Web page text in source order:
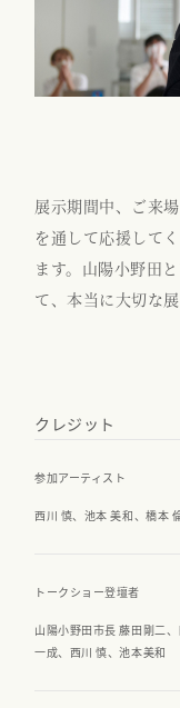
展示期間中、ご来
を通して応援して
ます。山陽小野田
て、本当に大切な
クレジット
参加アーティスト
西川 慎、池本 美和、橋本
トークショー登壇者
山陽小野田市長 藤田剛二
一成、西川 慎、池本美和